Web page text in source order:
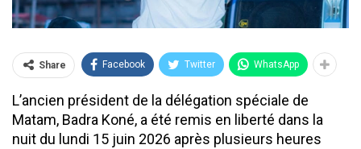
Share Facebook Twitter WhatsApp
L’ancien président de la délégation spéciale de
Matam, Badra Koné, a été remis en liberté dans la
nuit du lundi 15 juin 2026 après plusieurs heures